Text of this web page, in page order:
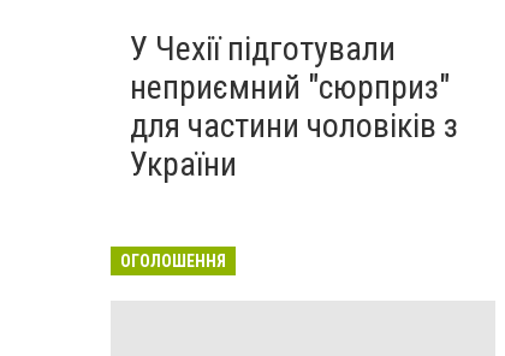
У Чехії підготували
неприємний "сюрприз"
для частини чоловіків з
України
ОГОЛОШЕННЯ